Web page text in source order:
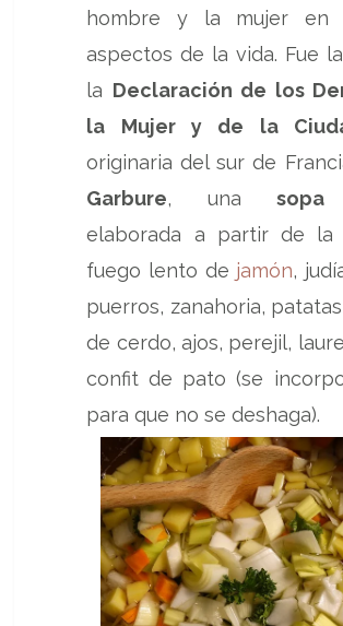
hombre y la mujer en
aspectos de la vida. Fue
la Declaración de los
la Mujer y de la
originaria del sur de
Garbure, unasopa
elaborada a partir de la
fuego lento de jamón,
puerros, zanahoria,
de cerdo, ajos, perejil,
confit de pato (se
para que no se deshaga).